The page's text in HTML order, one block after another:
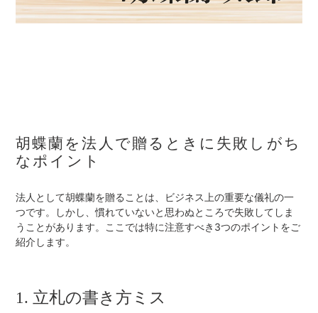
胡蝶蘭を法人で贈るときに失敗しがち
なポイント
法人として胡蝶蘭を贈ることは、ビジネス上の重要な儀礼の一
つです。しかし、慣れていないと思わぬところで失敗してしま
うことがあります。ここでは特に注意すべき3つのポイントをご
紹介します。
1. 立札の書き方ミス